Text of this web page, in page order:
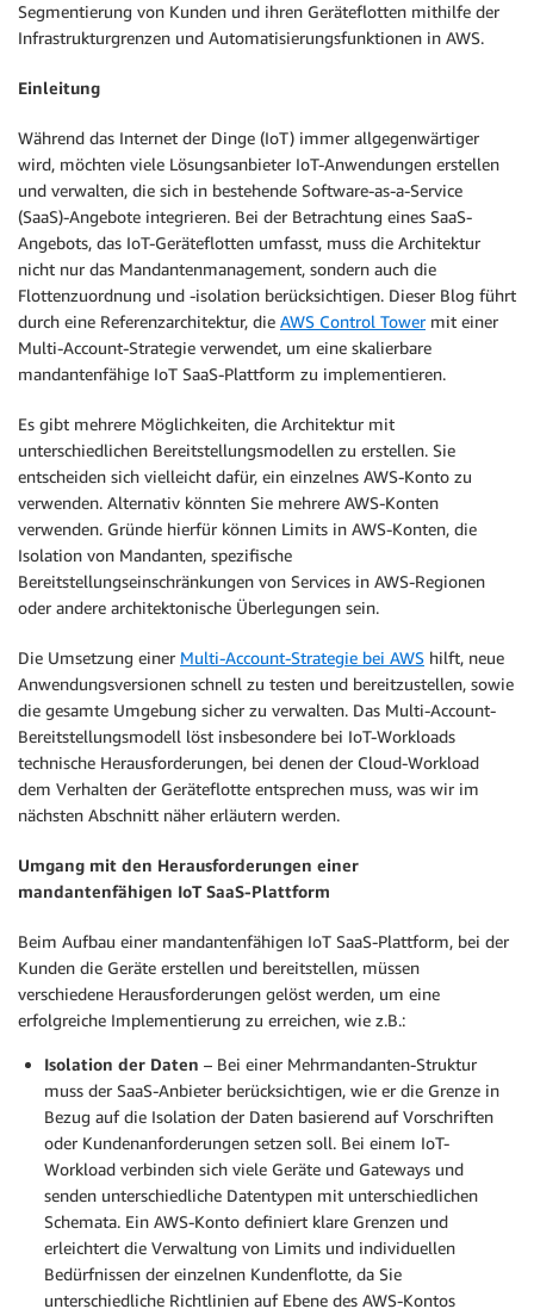
Segmentierung von Kunden und ihren Geräteflotten mithilfe der
Infrastrukturgrenzen und Automatisierungsfunktionen in AWS.
Einleitung
Während das Internet der Dinge (IoT) immer allgegenwärtiger
wird, möchten viele Lösungsanbieter IoT-Anwendungen erstellen
und verwalten, die sich in bestehende Software-as-a-Service
(SaaS)-Angebote integrieren. Bei der Betrachtung eines SaaS-
Angebots, das IoT-Geräteflotten umfasst, muss die Architektur
nicht nur das Mandantenmanagement, sondern auch die
Flottenzuordnung und -isolation berücksichtigen. Dieser Blog führt
durch eine Referenzarchitektur, die AWS Control Towermit einer
Multi-Account-Strategie verwendet, um eine skalierbare
mandantenfähige IoT SaaS-Plattform zu implementieren.
Es gibt mehrere Möglichkeiten, die Architektur mit
unterschiedlichen Bereitstellungsmodellen zu erstellen. Sie
entscheiden sich vielleicht dafür, ein einzelnes AWS-Konto zu
verwenden. Alternativ könnten Sie mehrere AWS-Konten
verwenden. Gründe hierfür können Limits in AWS-Konten, die
Isolation von Mandanten, spezifische
Bereitstellungseinschränkungen von Services in AWS-Regionen
oder andere architektonische Überlegungen sein.
Die Umsetzung einer Multi-Account-Strategie bei AWS hilft, neue
Anwendungsversionen schnell zu testen und bereitzustellen, sowie
die gesamte Umgebung sicher zu verwalten. Das Multi-Account-
Bereitstellungsmodell löst insbesondere bei IoT-Workloads
technische Herausforderungen, bei denen der Cloud-Workload
dem Verhalten der Geräteflotte entsprechen muss, was wir im
nächsten Abschnitt näher erläutern werden.
Umgang mit den Herausforderungen einer
mandantenfähigen IoT SaaS-Plattform
Beim Aufbau einer mandantenfähigen IoT SaaS-Plattform, bei der
Kunden die Geräte erstellen und bereitstellen, müssen
verschiedene Herausforderungen gelöst werden, um eine
erfolgreiche Implementierung zu erreichen, wie z.B.:
Isolation der Daten – Bei einer Mehrmandanten-Struktur
muss der SaaS-Anbieter berücksichtigen, wie er die Grenze in
Bezug auf die Isolation der Daten basierend auf Vorschriften
oder Kundenanforderungen setzen soll. Bei einem IoT-
Workload verbinden sich viele Geräte und Gateways und
senden unterschiedliche Datentypen mit unterschiedlichen
Schemata. Ein AWS-Konto definiert klare Grenzen und
erleichtert die Verwaltung von Limits und individuellen
Bedürfnissen der einzelnen Kundenflotte, da Sie
unterschiedliche Richtlinien auf Ebene des AWS-Kontos